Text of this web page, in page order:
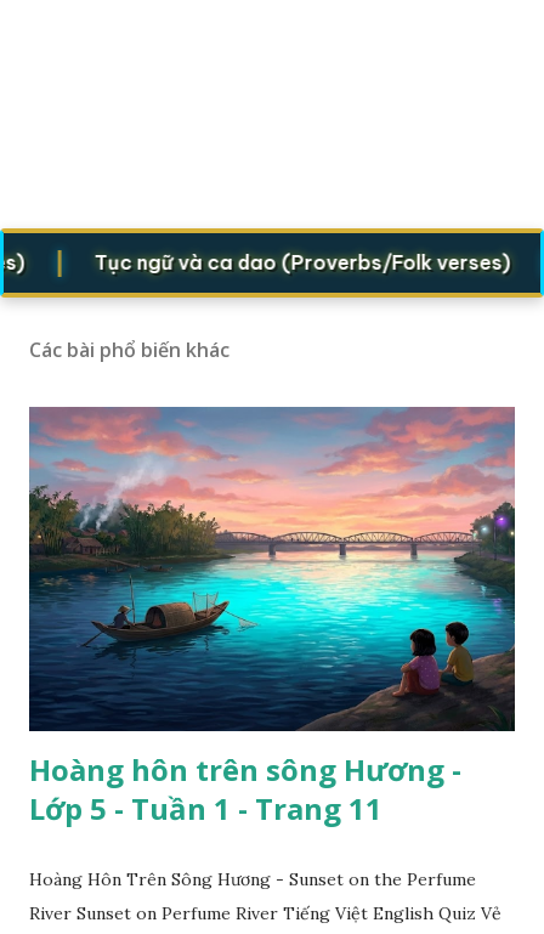
| Tục ngữ và ca dao (Proverbs/Folk verses) |
Các bài phổ biến khác
Hoàng hôn trên sông Hương -
Lớp 5 - Tuần 1 - Trang 11
Hoàng Hôn Trên Sông Hương - Sunset on the Perfume
River Sunset on Perfume River Tiếng Việt English Quiz Vẻ